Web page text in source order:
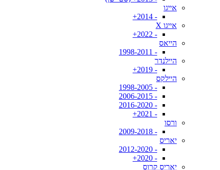
אייגו
- 2014+
אייגו X
- 2022+
הייאס
- 1998-2011
היילנדר
- 2019+
היילקס
- 1998-2005
- 2006-2015
- 2016-2020
- 2021+
ורסו
- 2009-2018
יאריס
- 2012-2020
- 2020+
יאריס קרוס